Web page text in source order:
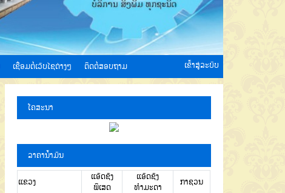
ເຊື່ອມຕໍ່ເວັບໄຊຕ່າງໆ ຕິດຕໍ່ສອບຖາມ ເຂົ້າສູ່ລະບົບ
ໂຄສະນາ
ລາຄານໍ້າມັນ
ແຂວງ
ແອັດຊັງ
ພິເສດ
ແອັດຊັງ
ທຳມະດາ
ກາຊວນ